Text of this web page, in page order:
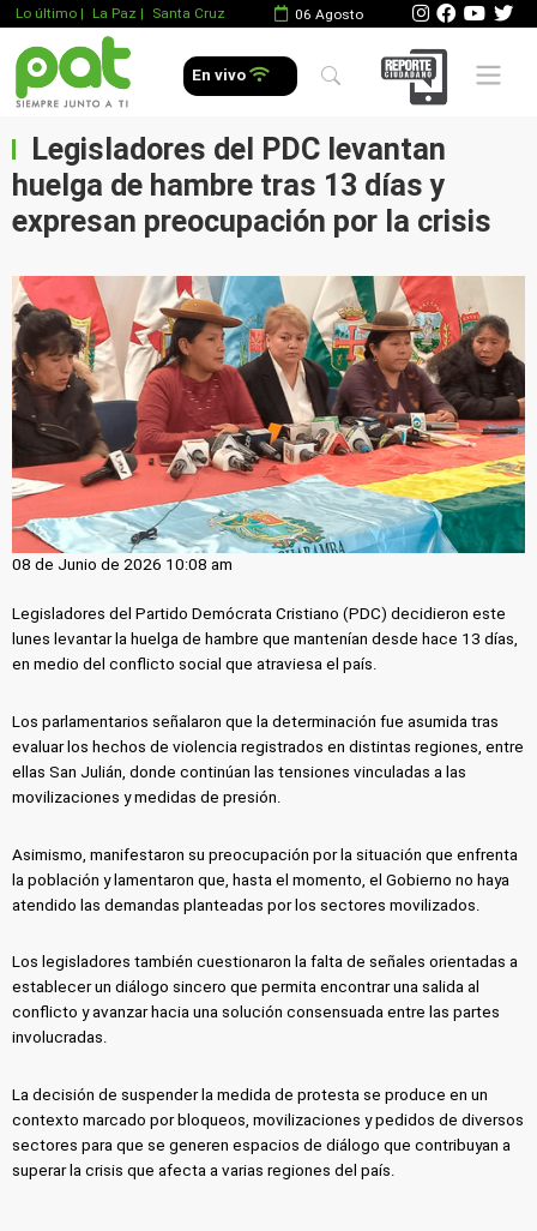
Lo último | La Paz | Santa Cruz 06 Agosto
En vivo Mobile
Legisladores del PDC levantan
huelga de hambre tras 13 días y
expresan preocupación por la crisis
08 de Junio de 2026 10:08 am
Legisladores del Partido Demócrata Cristiano (PDC) decidieron este
lunes levantar la huelga de hambre que mantenían desde hace 13 días,
en medio del conflicto social que atraviesa el país.
Los parlamentarios señalaron que la determinación fue asumida tras
evaluar los hechos de violencia registrados en distintas regiones, entre
ellas San Julián, donde continúan las tensiones vinculadas a las
movilizaciones y medidas de presión.
Asimismo, manifestaron su preocupación por la situación que enfrenta
la población y lamentaron que, hasta el momento, el Gobierno no haya
atendido las demandas planteadas por los sectores movilizados.
Los legisladores también cuestionaron la falta de señales orientadas a
establecer un diálogo sincero que permita encontrar una salida al
conflicto y avanzar hacia una solución consensuada entre las partes
involucradas.
La decisión de suspender la medida de protesta se produce en un
contexto marcado por bloqueos, movilizaciones y pedidos de diversos
sectores para que se generen espacios de diálogo que contribuyan a
superar la crisis que afecta a varias regiones del país.